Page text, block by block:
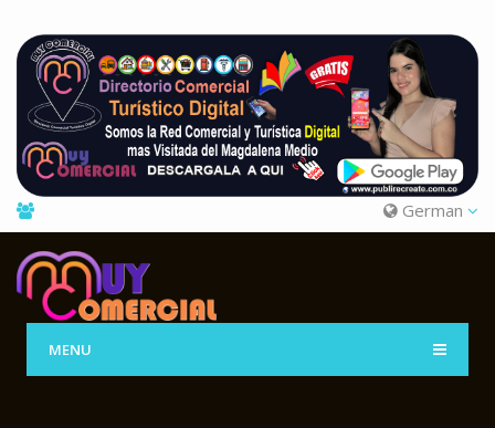
German
MENU